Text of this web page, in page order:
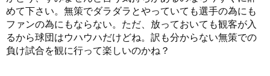
めて下さい。無策でダラダラとやっていても選手の為にも
ファンの為にもならない。ただ、放っておいても観客が入
るから球団はウハウハだけどね。訳も分からない無策での
負け試合を観に行って楽しいのかね？